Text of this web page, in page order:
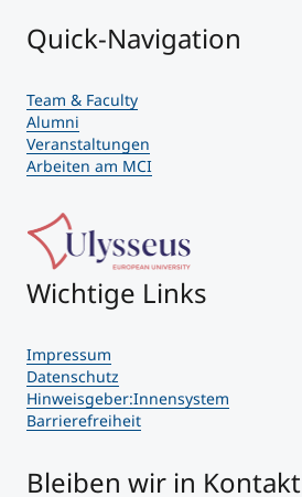
Quick-Navigation
Team & Faculty
Alumni
Veranstaltungen
Arbeiten am MCI
Wichtige Links
Impressum
Datenschutz
Hinweisgeber:Innensystem
Barrierefreiheit
Bleiben wir in Kontakt